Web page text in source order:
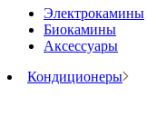
Электрокамины
Биокамины
Аксессуары
Кондиционеры